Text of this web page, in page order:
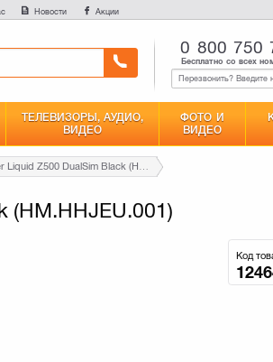
Новости Акции
0 800 750
Бесплатно со всех
ТЕЛЕВИЗОРЫ, АУДИО,
ВИДЕО
ФОТО И
ВИДЕО
(HM.HHJEU.001)
Код